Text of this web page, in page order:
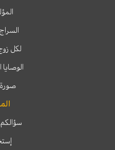
لكل
الوصايا
صورة
سؤالكم